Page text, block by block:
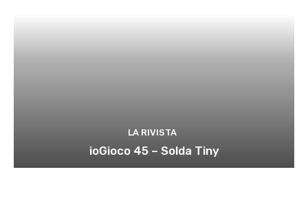
LA RIVISTA
ioGioco 45 – Solda Tiny